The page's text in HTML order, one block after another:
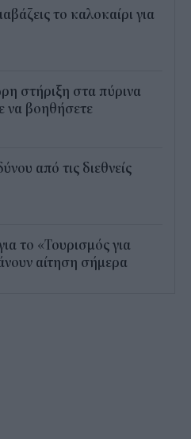
το καλοκαίρι για
στήριξη στα πύρινα
να βοηθήσετε
από τις διεθνείς
το «Τουρισμός για
αίτηση σήμερα